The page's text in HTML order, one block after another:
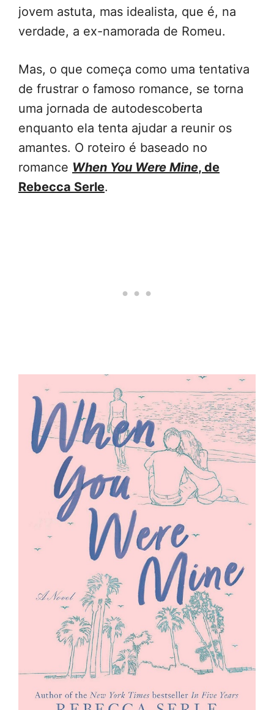
jovem astuta, mas idealista, que é, na
verdade, a ex-namorada de Romeu.
Mas, o que começa como uma tentativa
de frustrar o famoso romance, se torna
uma jornada de autodescoberta
enquanto ela tenta ajudar a reunir os
amantes. O roteiro é baseado no
romance When You Were Mine, de
Rebecca Serle.